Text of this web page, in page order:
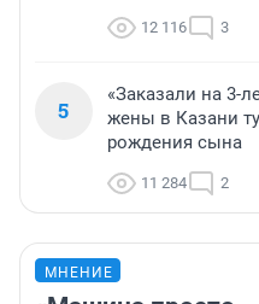
12 116 3
5
«Заказали на 3-
жены в Казани
рождения сына
11 284 2
МНЕНИЕ